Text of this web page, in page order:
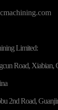
Limited:
Road, Xiabian,
2nd Road,